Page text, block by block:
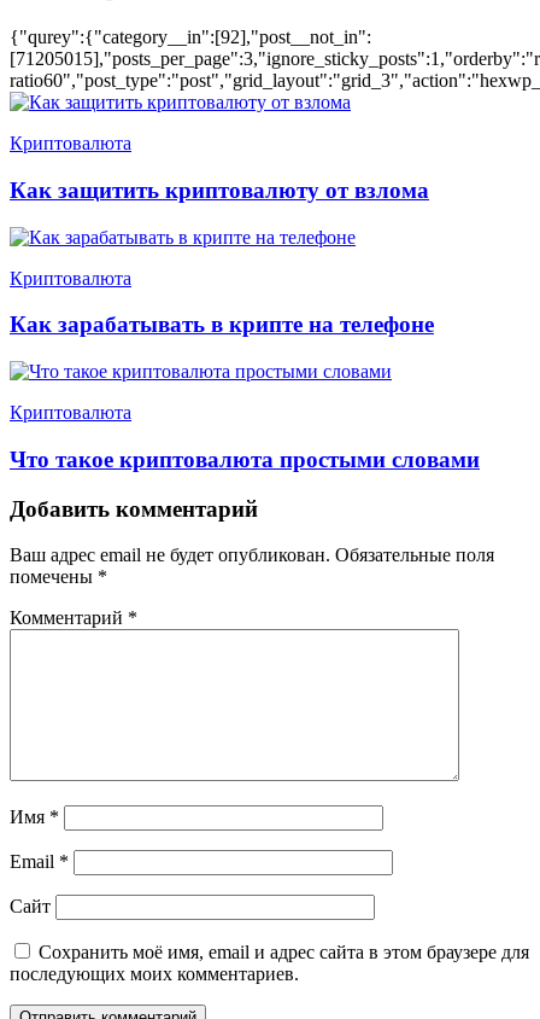
{"qurey":{"category__in":[92],"post__not_in":
Криптовалюта
Как защитить криптовалюту от взлома
Криптовалюта
Как зарабатывать в крипте на телефоне
Криптовалюта
Что такое криптовалюта простыми словами
Добавить комментарий
Ваш адрес email не будет опубликован. Обязательные поля
помечены *
Комментарий *
Имя *
Email *
Сайт
Сохранить моё имя, email и адрес сайта в этом браузере для
последующих моих комментариев.